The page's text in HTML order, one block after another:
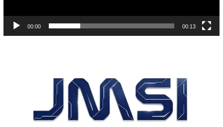
00:00 00:13